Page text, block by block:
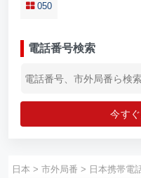
050
電話番号検索
今す
日本 > 市外局番 > 日本携帯電